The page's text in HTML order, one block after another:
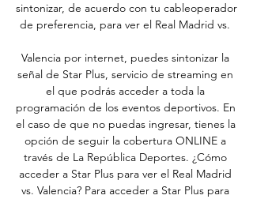
sintonizar, de acuerdo con tu cableoperador
de preferencia, para ver el Real Madrid vs.
Valencia por internet, puedes sintonizar la
señal de Star Plus, servicio de streaming en
el que podrás acceder a toda la
programación de los eventos deportivos. En
el caso de que no puedas ingresar, tienes la
opción de seguir la cobertura ONLINE a
través de La República Deportes. ¿Cómo
acceder a Star Plus para ver el Real Madrid
vs. Valencia? Para acceder a Star Plus para